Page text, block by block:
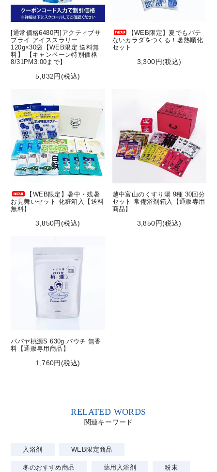
[通常価格6480円]アクティブサ
プライ アイススラリー
120g×30袋【WEB限定 送料無
料】 【キャンペーン特別価格
8/31PM3:00まで】
5,832円(税込)
【WEB限定】夏でもバテ
ないカラダをつくる！暑熱順化
セット
3,300円(税込)
【WEB限定】暑中・残暑
お見舞いセット 化粧箱入【送料
無料】
3,850円(税込)
越中富山のくすり湯 9種 30回分
セット 常備浴剤箱入【通販専用
商品】
3,850円(税込)
パパヤ桃源S 630g パウチ 無香
料【通販専用商品】
1,760円(税込)
RELATED WORDS
関連キーワード
入浴剤 WEB限定商品
冬のおすすめ商品 薬用入浴剤 粉末